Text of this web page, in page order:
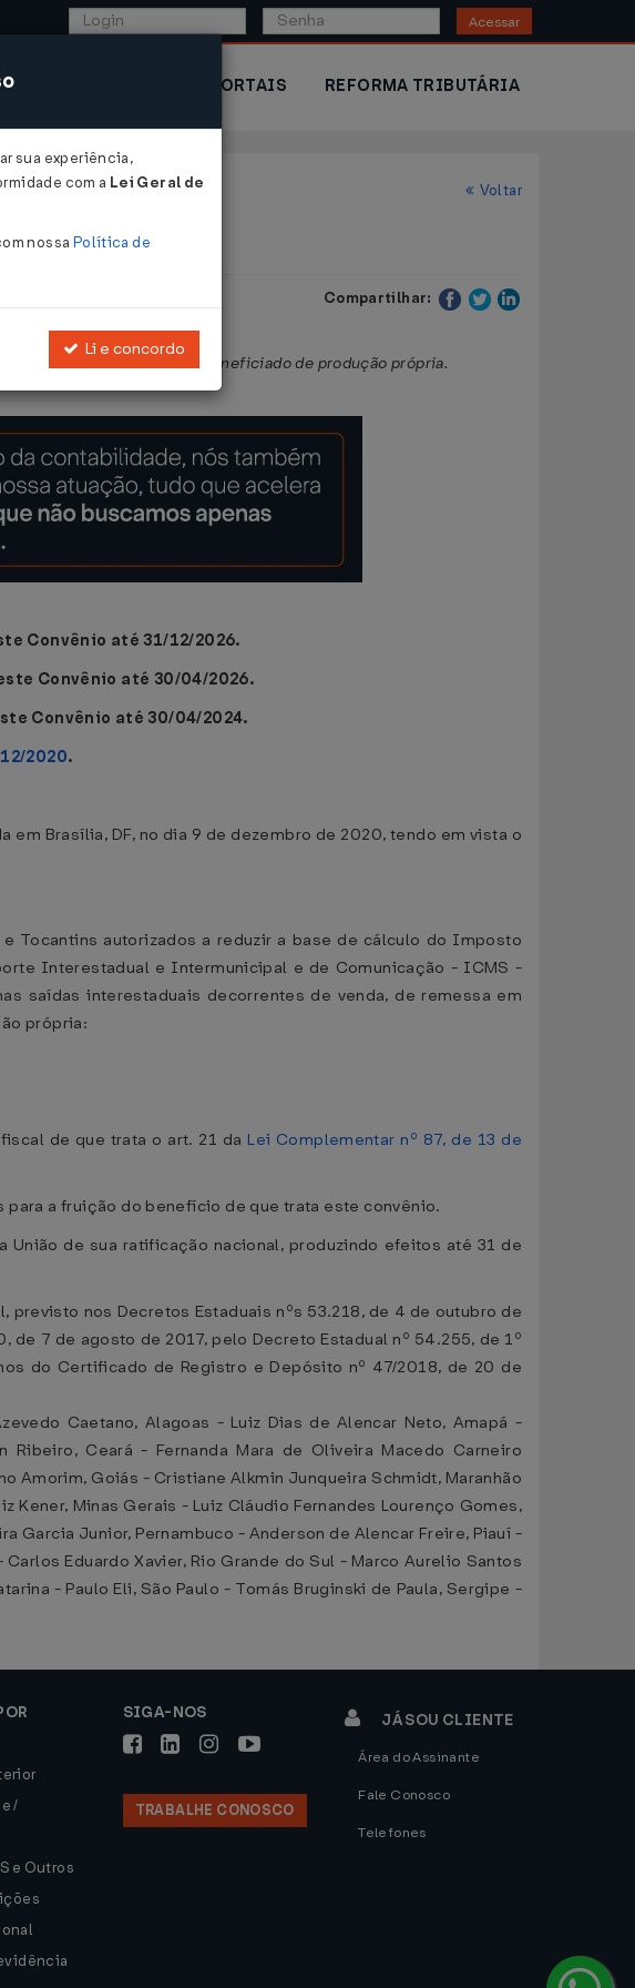
Acessar
EXTERIOR PORTAIS REFORMA TRIBUTÁRIA
Voltar
Compartilhar:
interestaduais de arroz beneficiado de produção própria.
Convênio até 31/12/2026.
Convênio até 30/04/2026.
Convênio até 30/04/2024.
2020.
em Brasília, DF, no dia 9 de dezembro de 2020, tendo em vista o
Tocantins autorizados a reduzir a base de cálculo do Imposto
Interestadual e Intermunicipal e de Comunicação - ICMS -
saídas interestaduais decorrentes de venda, de remessa em
própria:
de que trata o art. 21 da Lei Complementar nº 87, de 13 de
a fruição do benefício de que trata este convênio.
de sua ratificação nacional, produzindo efeitos até 31 de
nos Decretos Estaduais nºs 53.218, de 4 de outubro de
7 de agosto de 2017, pelo Decreto Estadual nº 54.255, de 1º
do Certificado de Registro e Depósito nº 47/2018, de 20 de
Caetano, Alagoas - Luiz Dias de Alencar Neto, Amapá -
Ceará - Fernanda Mara de Oliveira Macedo Carneiro
Amorim, Goiás - Cristiane Alkmin Junqueira Schmidt, Maranhão
Kener, Minas Gerais - Luiz Cláudio Fernandes Lourenço Gomes,
Garcia Junior, Pernambuco - Anderson de Alencar Freire, Piauí -
Eduardo Xavier, Rio Grande do Sul - Marco Aurelio Santos
- Paulo Eli, São Paulo - Tomás Bruginski de Paula, Sergipe -
/
e Outros
SIGA-NOS
TRABALHE CONOSCO
JÁ SOU CLIENTE
Área do Assinante
Fale Conosco
Telefones
sua experiência,
com a Lei Geral de
nossa Política de
Li e concordo